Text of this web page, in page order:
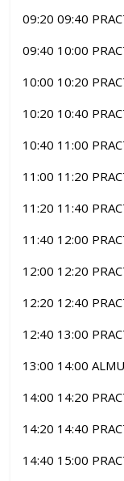
09:20 09:40
09:40 10:00
10:00 10:20
10:20 10:40
10:40 11:00
11:00 11:20
11:20 11:40
11:40 12:00
12:00 12:20
12:20 12:40
12:40 13:00
13:00 14:00
14:00 14:20
14:20 14:40
14:40 15:00